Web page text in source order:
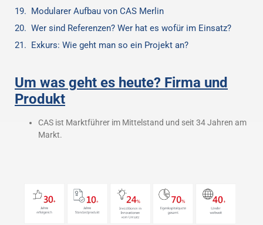
Modularer Aufbau von CAS Merlin
Wer sind Referenzen? Wer hat es wofür im Einsatz?
Exkurs: Wie geht man so ein Projekt an?
Um was geht es heute? Firma und
Produkt
CAS ist Marktführer im Mittelstand und seit 34 Jahren am
Markt.